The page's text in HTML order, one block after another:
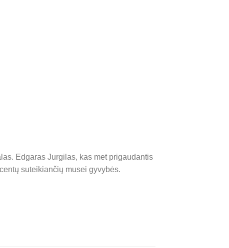
Edgaras Jurgilas, kas met prigaudantis
suteikiančių musei gyvybės.